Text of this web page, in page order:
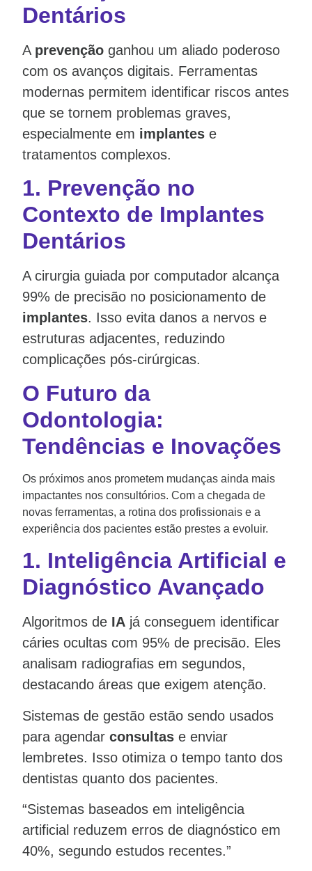
Dentários
A prevenção ganhou um aliado poderoso
com os avanços digitais. Ferramentas
modernas permitem identificar riscos antes
que se tornem problemas graves,
especialmente em implantes e
tratamentos complexos.
1. Prevenção no
Contexto de Implantes
Dentários
A cirurgia guiada por computador alcança
99% de precisão no posicionamento de
implantes. Isso evita danos a nervos e
estruturas adjacentes, reduzindo
complicações pós-cirúrgicas.
O Futuro da
Odontologia:
Tendências e Inovações
Os próximos anos prometem mudanças ainda mais
impactantes nos consultórios. Com a chegada de
novas ferramentas, a rotina dos profissionais e a
experiência dos pacientes estão prestes a evoluir.
1. Inteligência Artificial e
Diagnóstico Avançado
Algoritmos de IA já conseguem identificar
cáries ocultas com 95% de precisão. Eles
analisam radiografias em segundos,
destacando áreas que exigem atenção.
Sistemas de gestão estão sendo usados
para agendar consultas e enviar
lembretes. Isso otimiza o tempo tanto dos
dentistas quanto dos pacientes.
“Sistemas baseados em inteligência
artificial reduzem erros de diagnóstico em
40%, segundo estudos recentes.”